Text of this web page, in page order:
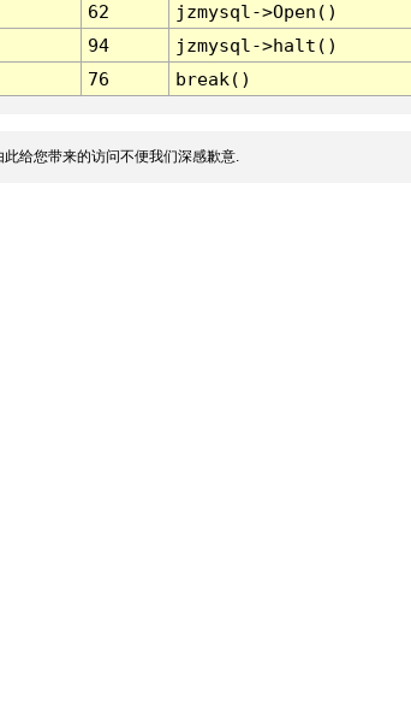
62
jzmysql->Open()
94
jzmysql->halt()
76 break()
给您带来的访问不便我们深感歉意.